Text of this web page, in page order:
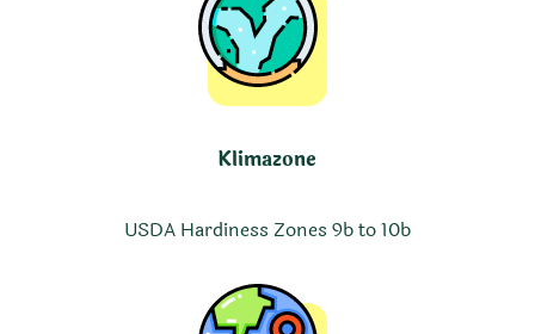
Klimazone
USDA Hardiness Zones 9b to 10b